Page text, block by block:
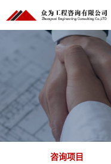
咨询项目